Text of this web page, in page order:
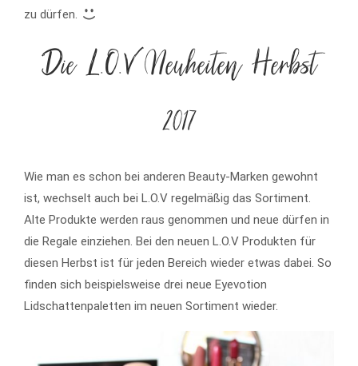
zu dürfen.
Die L.O.V Neuheiten Herbst
2017
Wie man es schon bei anderen Beauty-Marken gewohnt
ist, wechselt auch bei L.O.V regelmäßig das Sortiment.
Alte Produkte werden raus genommen und neue dürfen in
die Regale einziehen. Bei den neuen L.O.V Produkten für
diesen Herbst ist für jeden Bereich wieder etwas dabei. So
finden sich beispielsweise drei neue Eyevotion
Lidschattenpaletten im neuen Sortiment wieder.